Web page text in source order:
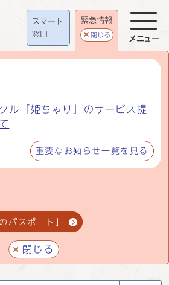
スマート
窓口
緊急情報
閉じる
ル「姫ちゃり」のサービス提
重要なお知らせ一覧を見る
パスポート」
閉じる
メニュー